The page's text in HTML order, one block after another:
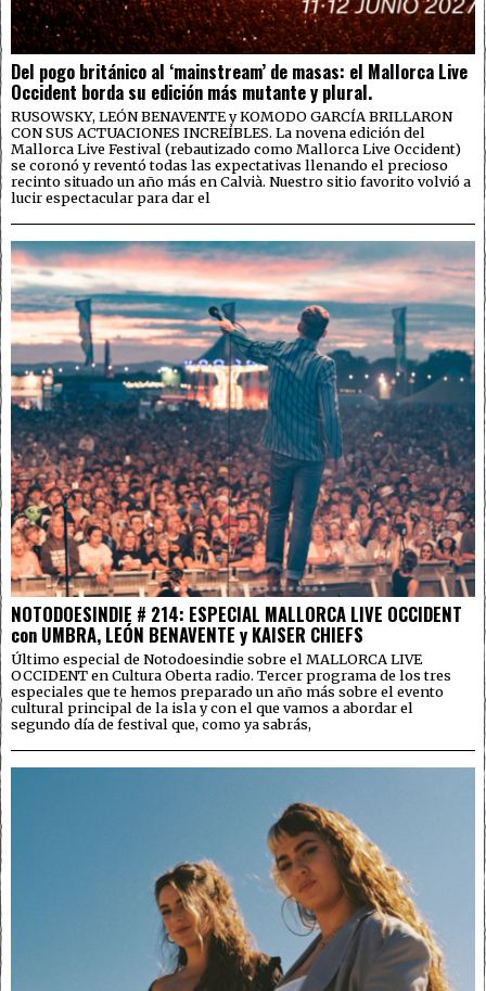
Del pogo británico al ‘mainstream’ de masas: el Mallorca Live
Occident borda su edición más mutante y plural.
RUSOWSKY, LEÓN BENAVENTE y KOMODO GARCÍA BRILLARON
CON SUS ACTUACIONES INCREÍBLES. La novena edición del
Mallorca Live Festival (rebautizado como Mallorca Live Occident)
se coronó y reventó todas las expectativas llenando el precioso
recinto situado un año más en Calvià. Nuestro sitio favorito volvió a
lucir espectacular para dar el
NOTODOESINDIE # 214: ESPECIAL MALLORCA LIVE OCCIDENT
con UMBRA, LEÓN BENAVENTE y KAISER CHIEFS
Último especial de Notodoesindie sobre el MALLORCA LIVE
OCCIDENT en Cultura Oberta radio. Tercer programa de los tres
especiales que te hemos preparado un año más sobre el evento
cultural principal de la isla y con el que vamos a abordar el
segundo día de festival que, como ya sabrás,